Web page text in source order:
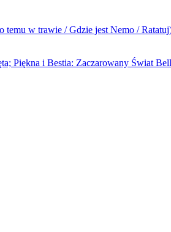
w trawie / Gdzie jest Nemo /
Piękna i Bestia: Zaczarowany Świat